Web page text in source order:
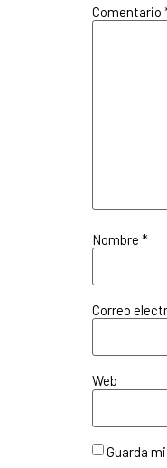
Comentario
Nombre *
Correo
Web
Guarda